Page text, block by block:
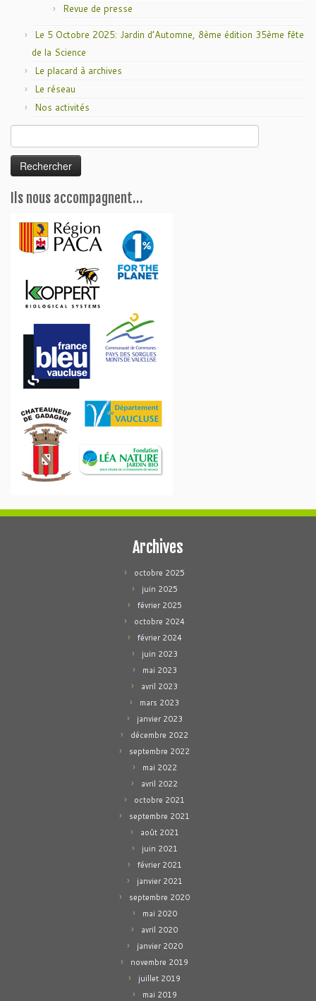
Revue de presse
Le 5 Octobre 2025: Jardin d’Automne, 8ème édition 35ème fête
de la Science
Le placard à archives
Le réseau
Nos activités
Rechercher :
Ils nous accompagnent…
Archives
octobre 2025
juin 2025
février 2025
octobre 2024
février 2024
juin 2023
mai 2023
avril 2023
mars 2023
janvier 2023
décembre 2022
septembre 2022
mai 2022
avril 2022
octobre 2021
septembre 2021
août 2021
juin 2021
février 2021
janvier 2021
septembre 2020
mai 2020
avril 2020
janvier 2020
novembre 2019
juillet 2019
mai 2019